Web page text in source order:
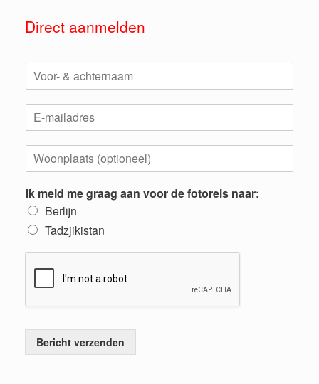
Direct aanmelden
N
m
E
m
W
n
p
a
a
Ik meld me graag aan voor de fotoreis naar:
Berlijn
Tadzjikistan
Bericht verzenden